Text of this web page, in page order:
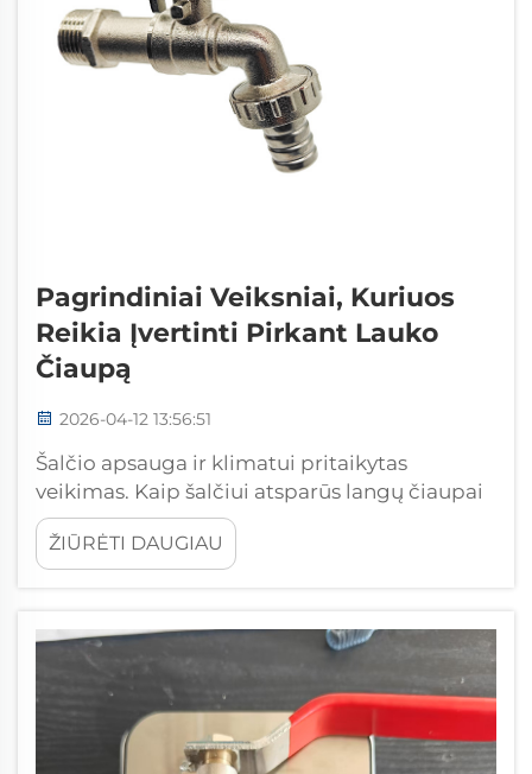
Pagrindiniai Veiksniai, Kuriuos
Reikia Įvertinti Pirkant Lauko
Čiaupą
2026-04-12 13:56:51
Šalčio apsauga ir klimatui pritaikytas
veikimas. Kaip šalčiui atsparūs langų čiaupai
neleidžia vamzdžiams plyšti esant
žemesnėms nei šaldymo temperatūroms.
Šalčiui atsparūs langų čiaupai neleidžia
konstrukcijos sprendimo: uždarant čiaupą,
uždarymo vožtuvas yra patalpintas viduje...
ŽIŪRĖTI DAUGIAU